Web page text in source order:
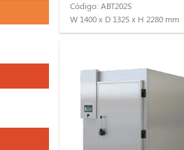
Código: ABT202S
W 1400 x D 1325 x H 2280 mm